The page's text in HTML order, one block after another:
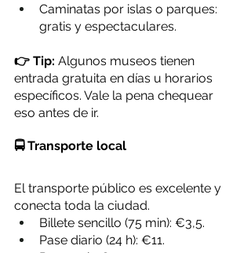
Caminatas por islas o parques:
gratis y espectaculares.
👉 Tip: Algunos museos tienen
entrada gratuita en días u horarios
específicos. Vale la pena chequear
eso antes de ir.
🚍 Transporte local
El transporte público es excelente y
conecta toda la ciudad.
Billete sencillo (75 min): €3,5.
Pase diario (24 h): €11.